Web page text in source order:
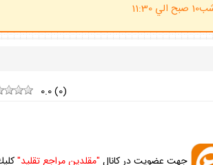
(ساعت پاسخگوي احكام شرعي 20 الي 21:30 شب10 صبح الي 11:30
0.0(0)
جهت عضويت در كانال "مقلدين مراجع تقليد"